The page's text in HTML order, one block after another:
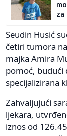
za
Seudin Husić
četiri tumora
majka Amira
pomoć, budući
specijalizirana
Zahvaljujući
ljekara,
iznos od